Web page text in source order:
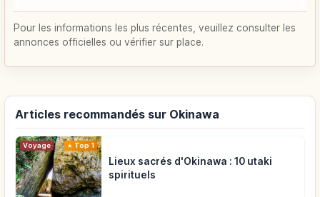
Pour les informations les plus récentes, veuillez consulter les
annonces officielles ou vérifier sur place.
Articles recommandés sur Okinawa
Voyage Top 1
Lieux sacrés d'Okinawa : 10 utaki
spirituels